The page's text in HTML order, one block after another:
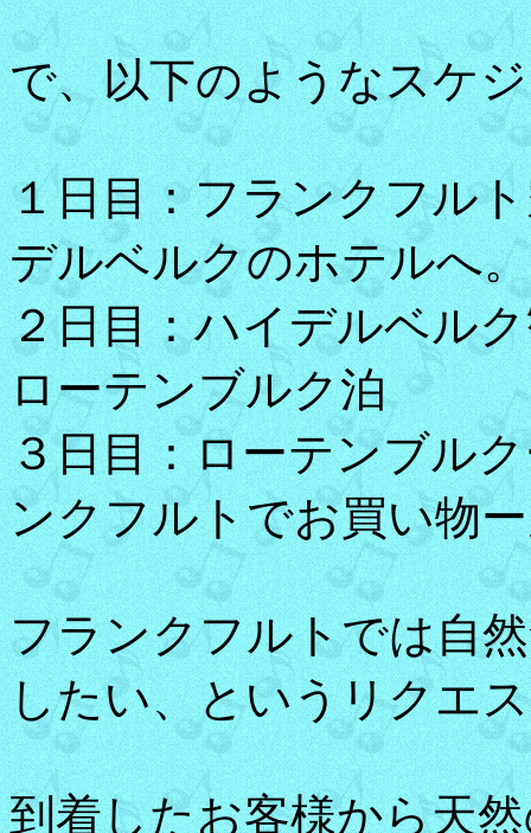
で、以下のようなスケ
１日目：フランクフル
デルベルクのホテルへ。
２日目：ハイデルベル
ローテンブルク泊
３日目：ローテンブル
ンクフルトでお買い物
フランクフルトでは自
したい、というリクエ
到着したお客様から天